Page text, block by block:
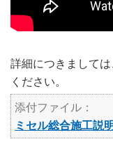
詳細につきまして
ください。
添付ファイル：
ミセル総合施工説